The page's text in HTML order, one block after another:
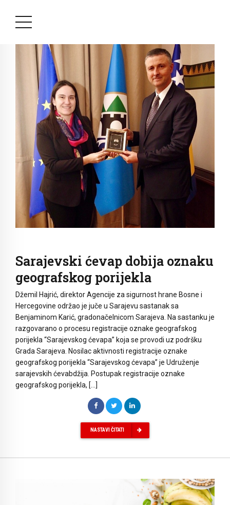
Sarajevski ćevap dobija oznaku
geografskog porijekla
Džemil Hajrić, direktor Agencije za sigurnost hrane Bosne i
Hercegovine održao je juče u Sarajevu sastanak sa
Benjaminom Karić, gradonačelnicom Sarajeva. Na sastanku je
razgovarano o procesu registracije oznake geografskog
porijekla “Sarajevskog ćevapa” koja se provodi uz podršku
Grada Sarajeva. Nosilac aktivnosti registracije oznake
geografskog porijekla “Sarajevskog ćevapa” je Udruženje
sarajevskih ćevabdžija. Postupak registracije oznake
geografskog porijekla, […]
NASTAVI ČITATI